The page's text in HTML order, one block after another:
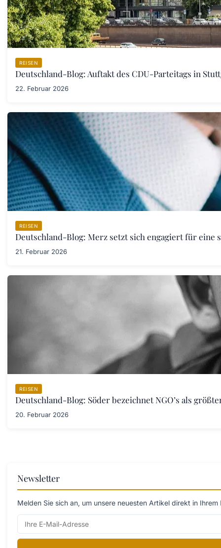
REISEN
Deutschland-Blog: Auftakt des CDU-Parteitags in
22. Februar 2026
REISEN
Deutschland-Blog: Merz setzt sich engagiert für eine
21. Februar 2026
REISEN
Deutschland-Blog: Söder bezeichnet NGO’s als
20. Februar 2026
Newsletter
Melden Sie sich an, um unsere neuesten Artikel direkt in